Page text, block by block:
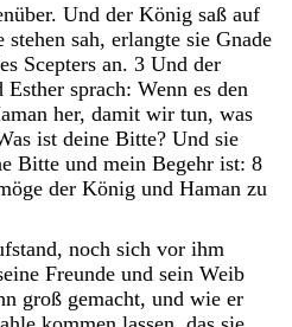
. Und der König saß auf
stehen sah, erlangte sie Gnade
Scepters an. 3 Und der
Esther sprach: Wenn es den
her, damit wir tun, was
ist deine Bitte? Und sie
Bitte und mein Begehr ist: 8
der König und Haman zu
, noch sich vor ihm
Freunde und sein Weib
groß gemacht, und wie er